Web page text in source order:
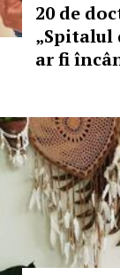
20 de
„Spitalul
ar fi